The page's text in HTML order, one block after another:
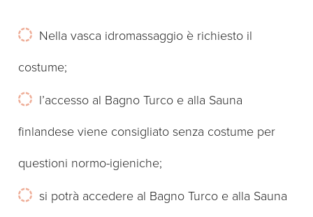
Nella vasca idromassaggio è richiesto il
costume;
l’accesso al Bagno Turco e alla Sauna
finlandese viene consigliato senza costume per
questioni normo-igieniche;
si potrà accedere al Bagno Turco e alla Sauna